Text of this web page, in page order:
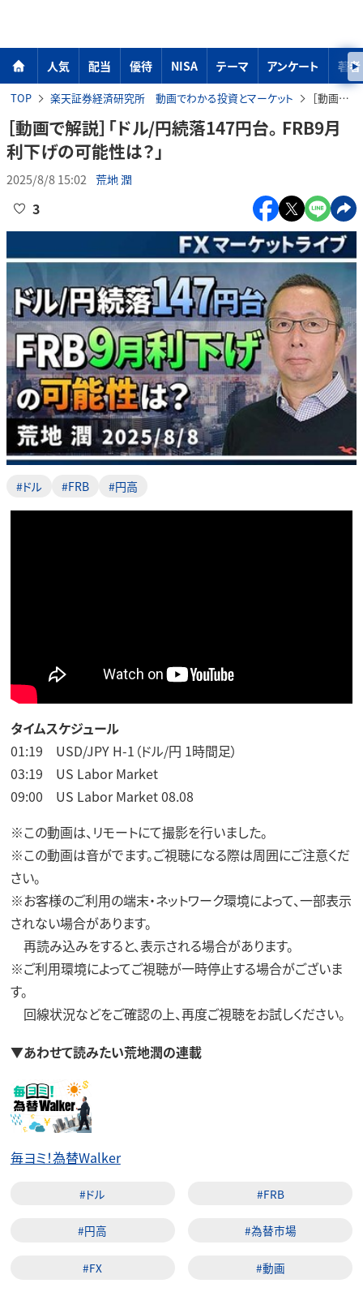
人気 配当 優待 NISA テーマ アンケート 著者
TOP 楽天証券経済研究所 動画でわかる投資とマーケット ［動画で解説］「ドル/円続落147円台。 FRB9月利下げの可能性は？」
［動画で解説］「ドル/円続落147円台。 FRB9月
利下げの可能性は？」
2025/8/8 15:02 荒地 潤
3
#ドル #FRB #円高
タイムスケジュール
01:19 USD/JPY H-1（ドル/円 1時間足）
03:19 US Labor Market
09:00 US Labor Market 08.08
※この動画は、リモートにて撮影を行いました。
※この動画は音がでます。ご視聴になる際は周囲にご注意くだ
さい。
※お客様のご利用の端末・ネットワーク環境によって、一部表示
されない場合があります。
再読み込みをすると、表示される場合があります。
※ご利用環境によってご視聴が一時停止する場合がございま
す。
回線状況などをご確認の上、再度ご視聴をお試しください。
▼あわせて読みたい荒地潤の連載
毎ヨミ！為替Walker
#ドル #FRB
#円高 #為替市場
#FX #動画